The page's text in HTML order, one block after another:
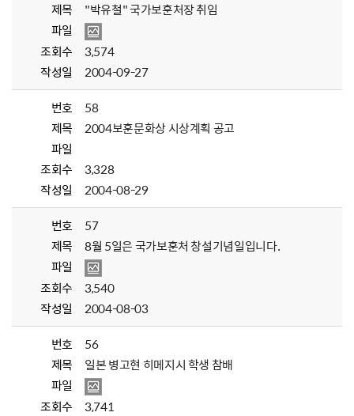
제목
"박유철" 국가보훈처장 취임
파일
조회수
3,574
작성일
2004-09-27
번호
58
제목
2004보훈문화상 시상계획 공고
파일
조회수
3,328
작성일
2004-08-29
번호
57
제목
8월 5일은 국가보훈처 창설기념일입니다.
파일
조회수
3,540
작성일
2004-08-03
번호
56
제목
일본 병고현 히메지시 학생 참배
파일
조회수
3,741